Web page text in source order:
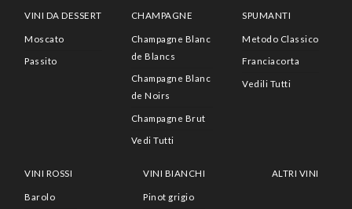
VINI DA DESSERT
Moscato
Passito
CHAMPAGNE
Champagne Blanc
de Blancs
Champagne Blanc
de Noirs
Champagne Brut
Vedi Tutti
SPUMANTI
Metodo Classico
Franciacorta
Vedili Tutti
VINI ROSSI
Barolo
VINI BIANCHI
Pinot grigio
ALTRI VINI